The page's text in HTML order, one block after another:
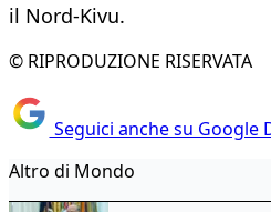
il Nord-Kivu.
© RIPRODUZIONE RISERVATA
Seguici anche su Google
Altro di Mondo